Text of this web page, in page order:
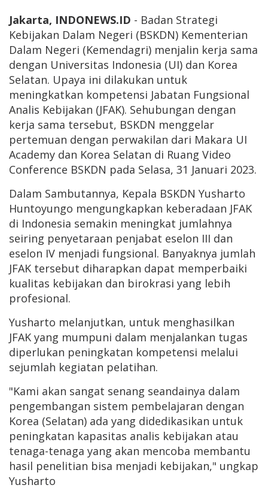
Jakarta, INDONEWS.ID - Badan Strategi
Kebijakan Dalam Negeri (BSKDN) Kementerian
Dalam Negeri (Kemendagri) menjalin kerja sama
dengan Universitas Indonesia (UI) dan Korea
Selatan. Upaya ini dilakukan untuk
meningkatkan kompetensi Jabatan Fungsional
Analis Kebijakan (JFAK). Sehubungan dengan
kerja sama tersebut, BSKDN menggelar
pertemuan dengan perwakilan dari Makara UI
Academy dan Korea Selatan di Ruang Video
Conference BSKDN pada Selasa, 31 Januari 2023.
Dalam Sambutannya, Kepala BSKDN Yusharto
Huntoyungo mengungkapkan keberadaan JFAK
di Indonesia semakin meningkat jumlahnya
seiring penyetaraan penjabat eselon III dan
eselon IV menjadi fungsional. Banyaknya jumlah
JFAK tersebut diharapkan dapat memperbaiki
kualitas kebijakan dan birokrasi yang lebih
profesional.
Yusharto melanjutkan, untuk menghasilkan
JFAK yang mumpuni dalam menjalankan tugas
diperlukan peningkatan kompetensi melalui
sejumlah kegiatan pelatihan.
"Kami akan sangat senang seandainya dalam
pengembangan sistem pembelajaran dengan
Korea (Selatan) ada yang didedikasikan untuk
peningkatan kapasitas analis kebijakan atau
tenaga-tenaga yang akan mencoba membantu
hasil penelitian bisa menjadi kebijakan," ungkap
Yusharto